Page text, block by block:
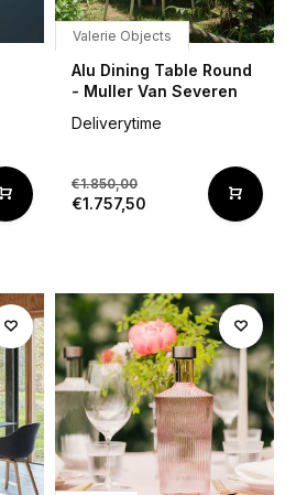
Valerie Objects
Alu Dining Table Round
- Muller Van Severen
Deliverytime
€1.850,00
€1.757,50